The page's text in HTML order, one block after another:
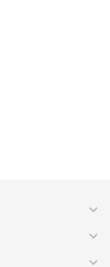


